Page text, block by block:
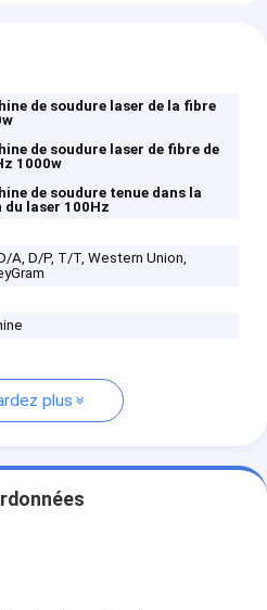
de soudure laser de la fibre
de soudure laser de fibre de
1000w
de soudure tenue dans la
du laser 100Hz
A, D/P, T/T, Western Union,
plus